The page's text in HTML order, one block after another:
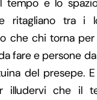
tempo e lo
ritagliano tra i
che chi torna per
fare e persone
del presepe.
illudervi che il